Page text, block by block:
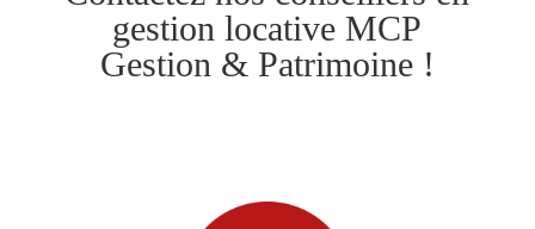
gestion locative MCP
Gestion & Patrimoine !